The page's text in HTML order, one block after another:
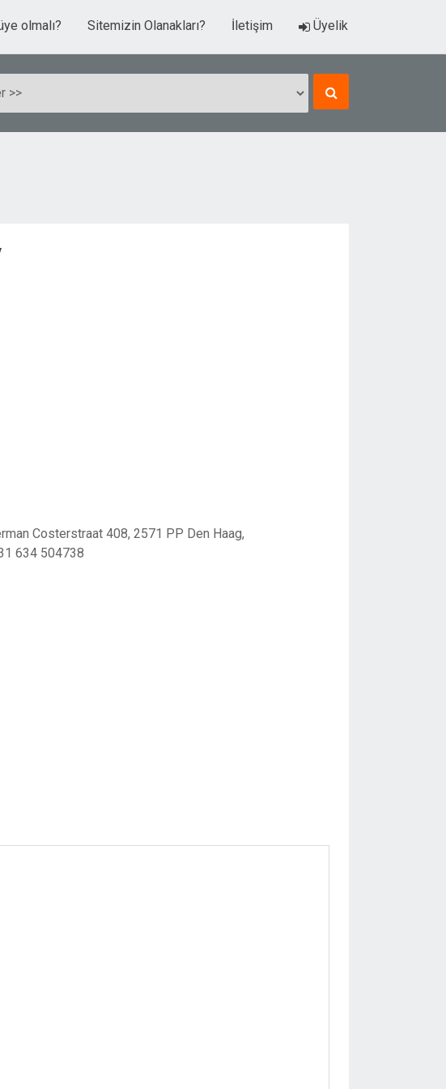
olmalı? Sitemizin Olanakları? İletişim Üyelik
Costerstraat 408, 2571 PP Den Haag,
634 504738